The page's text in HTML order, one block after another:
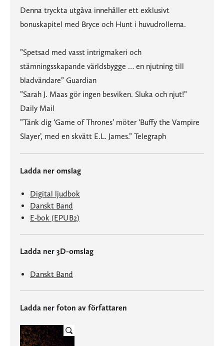
Denna tryckta utgåva innehåller ett exklusivt
bonuskapitel med Bryce och Hunt i huvudrollerna.
”Spetsad med vasst intrigmakeri och
stämningsskapande världsbygge … en njutning till
bladvändare” Guardian
”Sarah J. Maas gör ingen besviken. Sluka och njut!”
Daily Mail
”Tänk dig ‘Game of Thrones’ möter ‘Buffy the Vampire
Slayer’, med en skvätt E.L. James.” Telegraph
Ladda ner omslag
Digital ljudbok
Danskt Band
E-bok (EPUB2)
Ladda ner 3D-omslag
Danskt Band
Ladda ner foton av författaren